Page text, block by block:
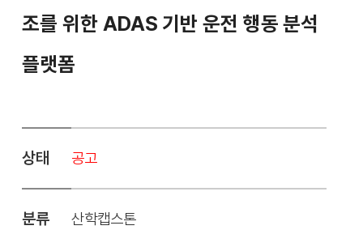
조를 위한 ADAS 기반 운전 행동 분석
플랫폼
상태 공고
분류 산학캡스톤